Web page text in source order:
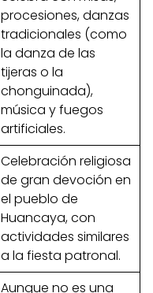
procesiones, danzas
tradicionales (como
la danza de las
tijeras o la
chonguinada),
música y fuegos
artificiales.
Celebración religiosa
de gran devoción en
el pueblo de
Huancaya, con
actividades similares
a la fiesta patronal.
Aunque no es una